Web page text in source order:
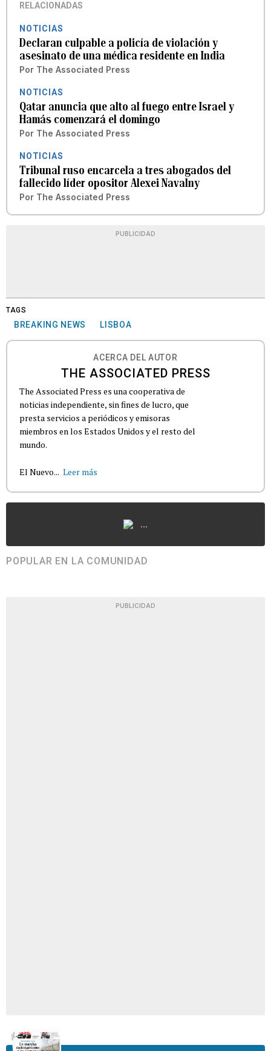
RELACIONADAS
NOTICIAS
Declaran culpable a policía de violación y
asesinato de una médica residente en India
Por The Associated Press
NOTICIAS
Qatar anuncia que alto al fuego entre Israel y
Hamás comenzará el domingo
Por The Associated Press
NOTICIAS
Tribunal ruso encarcela a tres abogados del
fallecido líder opositor Alexei Navalny
Por The Associated Press
PUBLICIDAD
TAGS
BREAKING NEWS LISBOA
ACERCA DEL AUTOR
THE ASSOCIATED PRESS
The Associated Press es una cooperativa de
noticias independiente, sin fines de lucro, que
presta servicios a periódicos y emisoras
miembros en los Estados Unidos y el resto del
mundo.
El Nuevo... Leer más
...
POPULAR EN LA COMUNIDAD
PUBLICIDAD